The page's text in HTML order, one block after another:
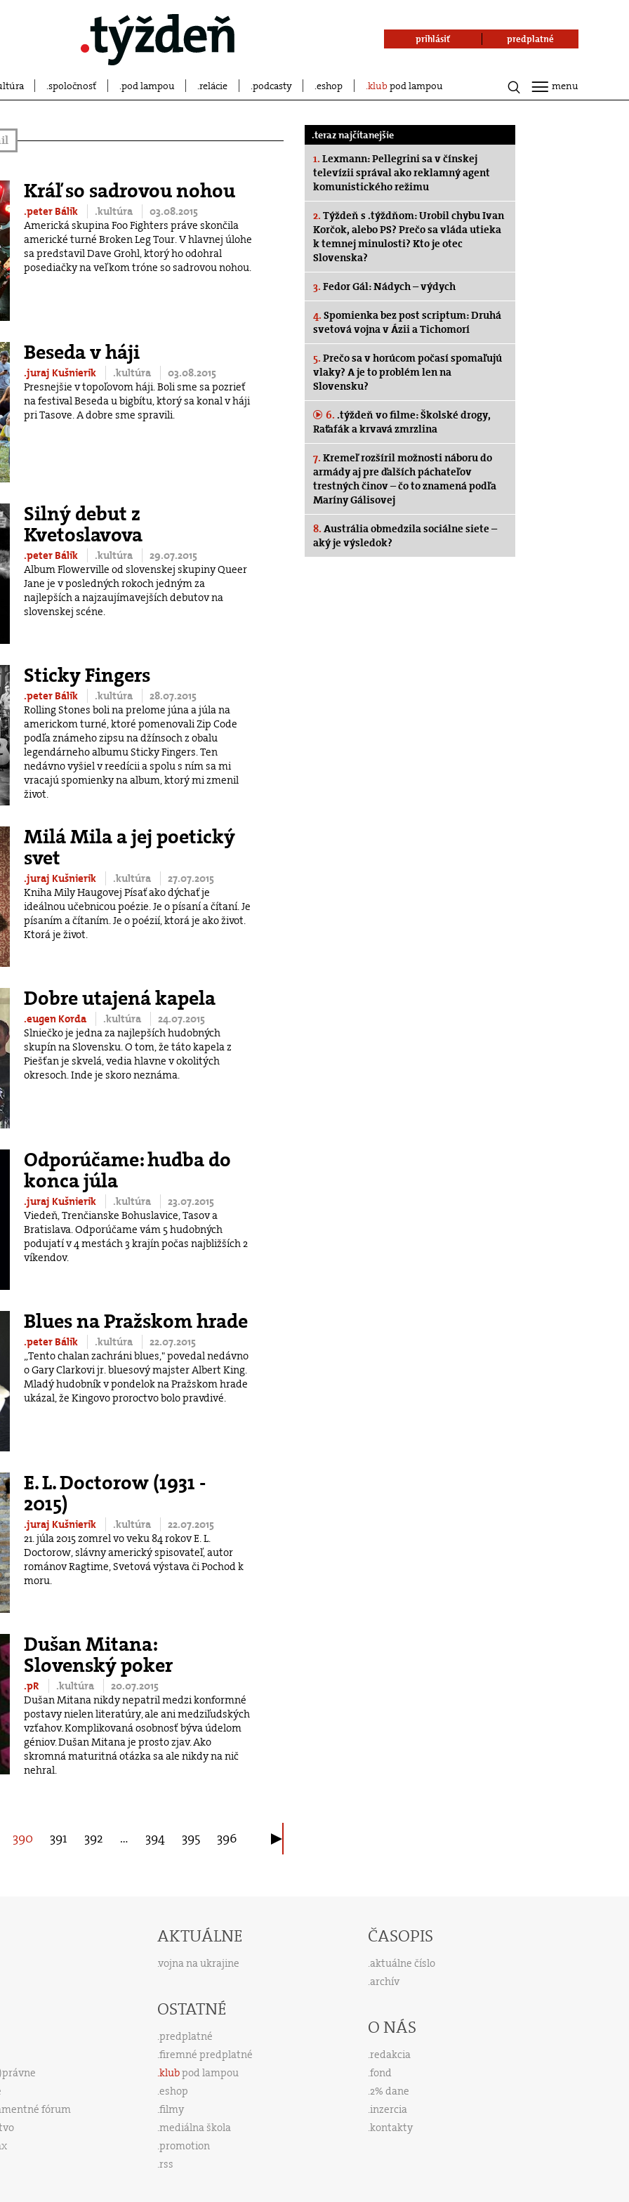
spoločnosť pod lampou relácie podcasty eshop klubpod lampou
prihlásiť predplatné
menu
Kráľ so sadrovou nohou
.peter Bálik .kultúra
03.08.2015
Americká skupina Foo Fighters práve skončila
americké turné Broken Leg Tour. V hlavnej úlohe
sa predstavil Dave Grohl, ktorý ho odohral
posediačky na veľkom tróne so sadrovou nohou.
Beseda v háji
.juraj Kušnierik .kultúra
03.08.2015
Presnejšie v topoľovom háji. Boli sme sa pozrieť
na festival Beseda u bigbítu, ktorý sa konal v háji
pri Tasove. A dobre sme spravili.
Silný debut z
Kvetoslavova
.peter Bálik .kultúra
29.07.2015
Album Flowerville od slovenskej skupiny Queer
Jane je v posledných rokoch jedným za
najlepších a najzaujímavejších debutov na
slovenskej scéne.
Sticky Fingers
.peter Bálik .kultúra
28.07.2015
Rolling Stones boli na prelome júna a júla na
americkom turné, ktoré pomenovali Zip Code
podľa známeho zipsu na džínsoch z obalu
legendárneho albumu Sticky Fingers. Ten
nedávno vyšiel v reedícii a spolu s ním sa mi
vracajú spomienky na album, ktorý mi zmenil
život.
Milá Mila a jej poetický
svet
.juraj Kušnierik .kultúra
27.07.2015
Kniha Mily Haugovej Písať ako dýchať je
ideálnou učebnicou poézie. Je o písaní a čítaní. Je
písaním a čítaním. Je o poézií, ktorá je ako život.
Ktorá je život.
Dobre utajená kapela
.eugen Korda .kultúra
24.07.2015
Slniečko je jedna za najlepších hudobných
skupín na Slovensku. O tom, že táto kapela z
Piešťan je skvelá, vedia hlavne v okolitých
okresoch. Inde je skoro neznáma.
Odporúčame: hudba do
konca júla
.juraj Kušnierik .kultúra
23.07.2015
Viedeň, Trenčianske Bohuslavice, Tasov a
Bratislava. Odporúčame vám 5 hudobných
podujatí v 4 mestách 3 krajín počas najbližších 2
víkendov.
Blues na Pražskom hrade
.peter Bálik .kultúra
22.07.2015
„Tento chalan zachráni blues," povedal nedávno
o Gary Clarkovi jr. bluesový majster Albert King.
Mladý hudobník v pondelok na Pražskom hrade
ukázal, že Kingovo proroctvo bolo pravdivé.
E. L. Doctorow (1931 -
2015)
.juraj Kušnierik .kultúra
22.07.2015
21. júla 2015 zomrel vo veku 84 rokov E. L.
Doctorow, slávny americký spisovateľ, autor
románov Ragtime, Svetová výstava či Pochod k
moru.
Dušan Mitana:
Slovenský poker
.pR .kultúra
20.07.2015
Dušan Mitana nikdy nepatril medzi konformné
postavy nielen literatúry, ale ani medziľudských
vzťahov. Komplikovaná osobnosť býva údelom
géniov. Dušan Mitana je prosto zjav. Ako
skromná maturitná otázka sa ale nikdy na nič
nehral.
390 391 392 … 394 395 396
.teraz najčítanejšie
1. Lexmann: Pellegrini sa v čínskej
televízii správal ako reklamný agent
komunistického režimu
2. Týždeň s .týždňom: Urobil chybu Ivan
Korčok, alebo PS? Prečo sa vláda utieka
k temnej minulosti? Kto je otec
Slovenska?
3. Fedor Gál: Nádych – výdych
4. Spomienka bez post scriptum: Druhá
svetová vojna v Ázii a Tichomorí
5. Prečo sa v horúcom počasí spomaľujú
vlaky? A je to problém len na
Slovensku?
6. .týždeň vo filme: Školské drogy,
Raťafák a krvavá zmrzlina
7. Kremeľ rozšíril možnosti náboru do
armády aj pre ďalších páchateľov
trestných činov – čo to znamená podľa
Maríny Gálisovej
8. Austrália obmedzila sociálne siete –
aký je výsledok?
fórum
AKTUÁLNE
vojna na ukrajine
OSTATNÉ
predplatné
firemné predplatné
klubpod lampou
eshop
filmy
mediálna škola
promotion
rss
ČASOPIS
aktuálne číslo
archív
O NÁS
redakcia
fond
2% dane
inzercia
kontakty